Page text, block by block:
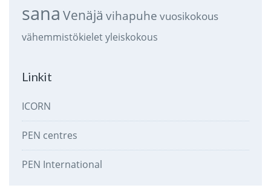
sana Venäjä vihapuhe vuosikokous
vähemmistökieletyleiskokous
Linkit
ICORN
PEN centres
PEN International